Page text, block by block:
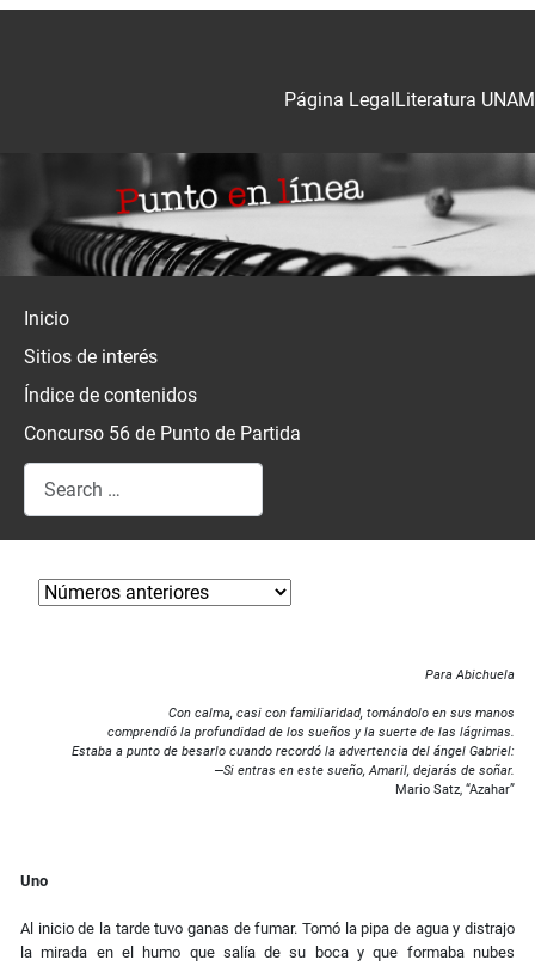
Literatura UNAM
Página Legal
Inicio
Sitios de interés
Índice de contenidos
Concurso 56 de Punto de Partida
Search
Para Abichuela
Con calma, casi con familiaridad, tomándolo en sus manos
comprendió la profundidad de los sueños y la suerte de las lágrimas.
Estaba a punto de besarlo cuando recordó la advertencia del ángel Gabriel:
—Si entras en este sueño, Amaril, dejarás de soñar.
Mario Satz, “Azahar”
Uno
Al inicio de la tarde tuvo ganas de fumar. Tomó la pipa de agua y distrajo
la mirada en el humo que salía de su boca y que formaba nubes